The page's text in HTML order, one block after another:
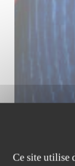
Ce site utilise